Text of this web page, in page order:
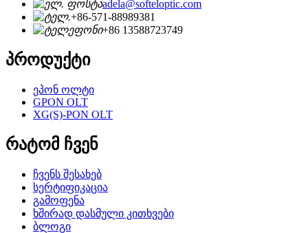
adela@softeloptic.com
+86-571-88989381
+86 13588723749
პროდუქტი
ეპონ ოლტი
GPON OLT
XG(S)-PON OLT
რატომ ჩვენ
ჩვენს შესახებ
სერტიფიკაცია
გამოფენა
ხშირად დასმული კითხვები
ბლოგი